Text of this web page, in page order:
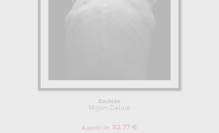
Cochlée
Mirjam Delrue
A partir de 32.77 €